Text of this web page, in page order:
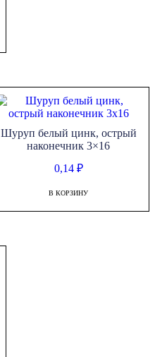
Шуруп белый цинк, острый
наконечник 3×16
0,14 ₽
В КОРЗИНУ